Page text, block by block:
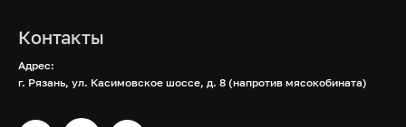
Контакты
Адрес:
г. Рязань, ул. Касимовское шоссе, д. 8 (напротив мясокобината)